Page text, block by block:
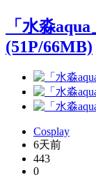
「水淼
(51P/66MB)
Cosplay
6天前
443
0